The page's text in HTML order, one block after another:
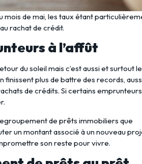
de mai, les taux étant
rachat de crédit.
à l’affût
du soleil mais c’est aussi et surtout
finissent plus de battre des records,
de crédits. Si certains
de prêts immobiliers que
un montant associé à un nouveau
son reste pour vivre.